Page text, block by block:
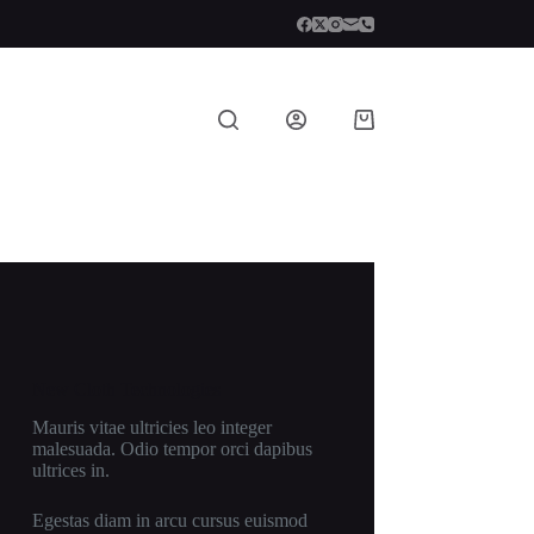
Shopping
Mauris vitae ultricies leo integer
malesuada. Odio tempor orci dapibus
ultrices in.
Egestas diam in arcu cursus euismod